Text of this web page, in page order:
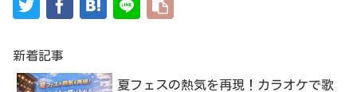
新着記事
夏フェスの熱気を再現！カラオケで歌